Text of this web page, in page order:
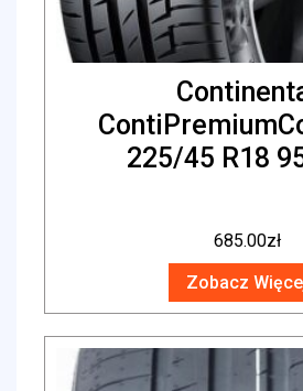
225/45 R18
685.00zł
Zobacz